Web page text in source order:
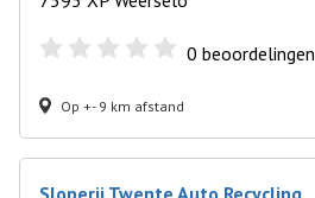
0 beoordelingen
Op +- 9 km afstand
Sloperij Twente Auto Recycling